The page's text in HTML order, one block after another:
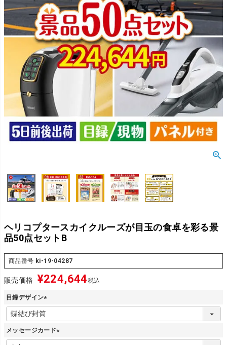
ヘリコプタースカイクルーズが目玉の食卓を彩る景
品50点セットB
商品番号 ki-19-04287
販売価格 ¥224,644税込
目録デザイン
(
必
須
)
メッセージカード